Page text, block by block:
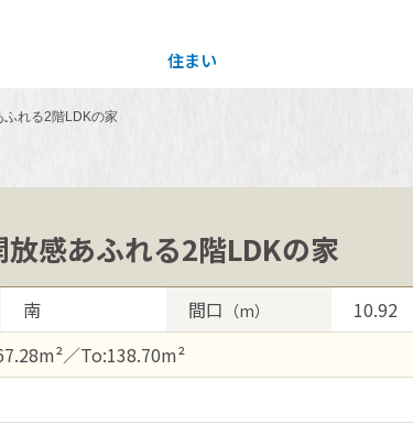
住まい
分譲住宅（建売・土地）検索
中古住宅検索
スムストック検索
分譲マンション検索
企業不動産活用（CRE）戦略
社宅建築
医療・介護・子育て・障がい福祉施設
事業用リノベーション
ホテル・旅館リフォーム
事業用地・事業用建物
分譲用地
お客様センター
新卒者採用
中途採用
障がい者採用
ふれる2階LDKの家
感あふれる2階LDKの家
南 間口 （m）
10.92
／To:138.70m²